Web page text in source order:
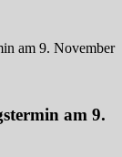
am 9. November
am 9.